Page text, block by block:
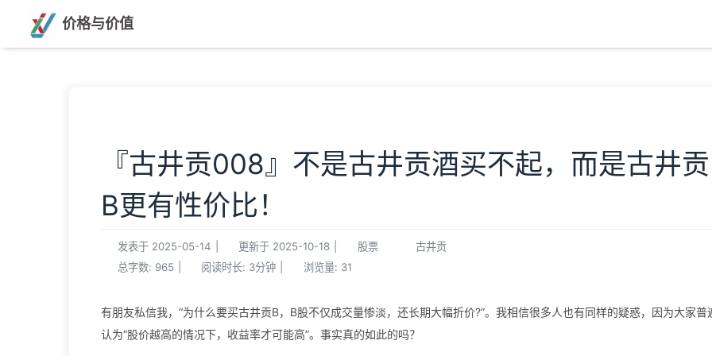
价格与价值
『古井贡008』不是古井贡酒买不起，而是古井贡
B更有性价比！
发表于 2025-05-14 更新于 2025-10-18 股票
古井贡
总字数: 965 阅读时长: 3分钟 浏览量: 31
有朋友私信我，“为什么要买古井贡B，B股不仅成交量惨淡，还长期大幅折价?”。我相信很多人也有同样的疑惑，因为大家普
认为“股价越高的情况下，收益率才可能高”。事实真的如此的吗？